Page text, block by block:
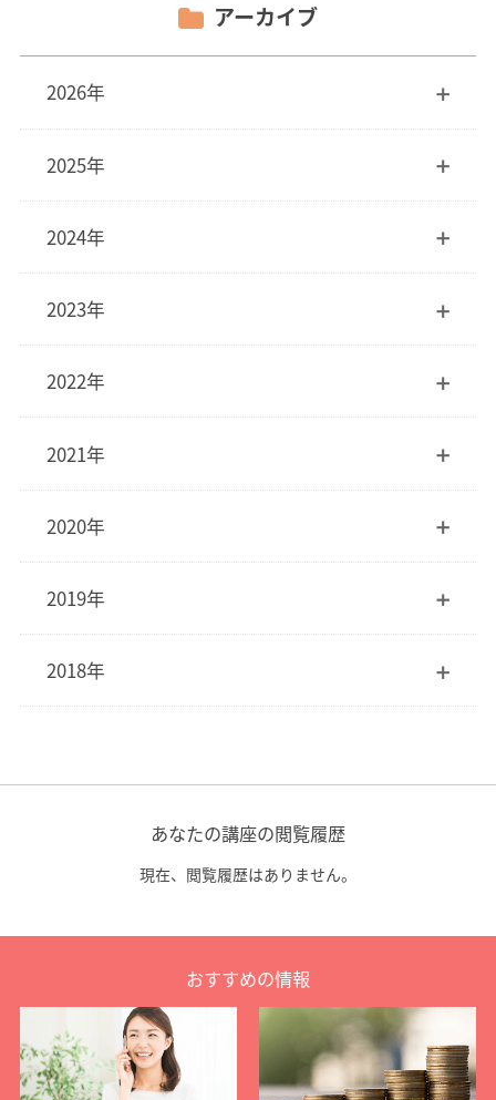
アーカイブ
2026年
2025年
2024年
2023年
2022年
2021年
2020年
2019年
2018年
あなたの講座の閲覧履歴
現在、閲覧履歴はありません。
おすすめの情報